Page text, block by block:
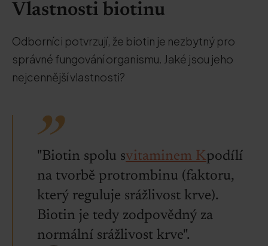
Vlastnosti biotinu
Odborníci potvrzují, že biotin je nezbytný pro
správné fungování organismu. Jaké jsou jeho
nejcennější vlastnosti?
"Biotin spolu svitaminem Kpodílí
na tvorbě protrombinu (faktoru,
který reguluje srážlivost krve).
Biotin je tedy zodpovědný za
normální srážlivost krve".